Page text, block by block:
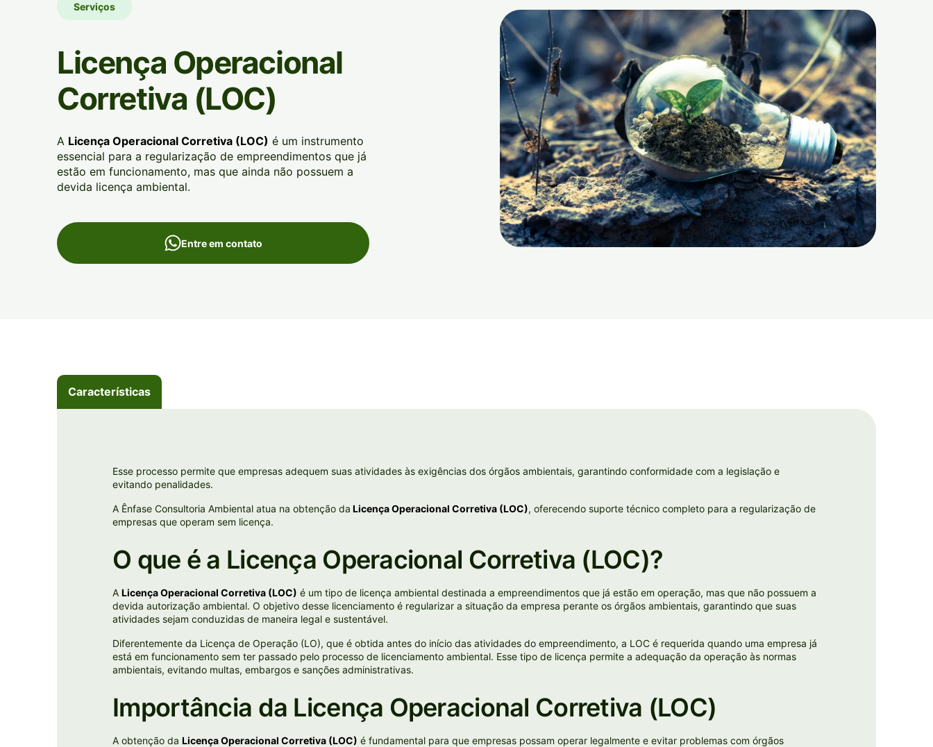
Serviços
Licença Operacional
Corretiva (LOC)
A Licença Operacional Corretiva (LOC) é um instrumento
essencial para a regularização de empreendimentos que já
estão em funcionamento, mas que ainda não possuem a
devida licença ambiental.
Entre em contato
Características
Esse processo permite que empresas adequem suas atividades às exigências dos órgãos ambientais, garantindo conformidade com a legislação e
evitando penalidades.
A Ênfase Consultoria Ambiental atua na obtenção da Licença Operacional Corretiva (LOC), oferecendo suporte técnico completo para a regularização de
empresas que operam sem licença.
O que é a Licença Operacional Corretiva (LOC)?
ALicença Operacional Corretiva (LOC) é um tipo de licença ambiental destinada a empreendimentos que já estão em operação, mas que não possuem a
devida autorização ambiental. O objetivo desse licenciamento é regularizar a situação da empresa perante os órgãos ambientais, garantindo que suas
atividades sejam conduzidas de maneira legal e sustentável.
Diferentemente da Licença de Operação (LO), que é obtida antes do início das atividades do empreendimento, a LOC é requerida quando uma empresa já
está em funcionamento sem ter passado pelo processo de licenciamento ambiental. Esse tipo de licença permite a adequação da operação às normas
ambientais, evitando multas, embargos e sanções administrativas.
Importância da Licença Operacional Corretiva (LOC)
A obtenção daLicença Operacional Corretiva (LOC) é fundamental para que empresas possam operar legalmente e evitar problemas com órgãos